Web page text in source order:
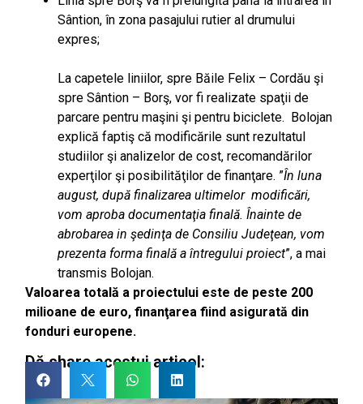
Sântion, în zona pasajului rutier al drumului
expres;
La capetele liniilor, spre Băile Felix – Cordău şi
spre Sântion – Borş, vor fi realizate spaţii de
parcare pentru maşini şi pentru biciclete. Bolojan
explică faptiş că modificările sunt rezultatul
studiilor şi analizelor de cost, recomandărilor
experţilor şi posibilităţilor de finanţare. ”În luna
august, după finalizarea ultimelor modificări,
vom aproba documentaţia finală. Înainte de
abrobarea in şedinţa de Consiliu Judeţean, vom
prezenta forma finală a întregului proiect”, a mai
transmis Bolojan.
Valoarea totală a proiectului este de peste 200
milioane de euro, finanţarea fiind asigurată din
fonduri europene.
Dă share acestui articol: